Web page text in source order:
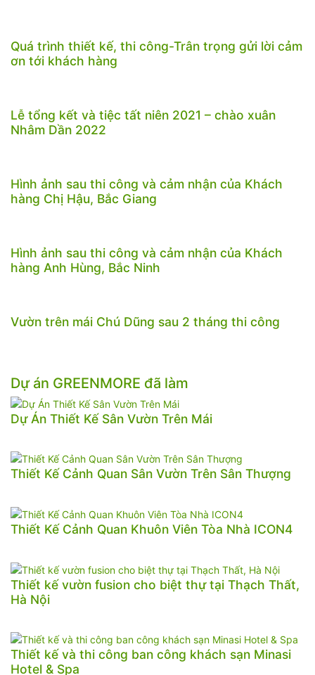
Quá trình thiết kế, thi công-Trân trọng gửi lời cảm
ơn tới khách hàng
Lễ tổng kết và tiệc tất niên 2021 – chào xuân
Nhâm Dần 2022
Hình ảnh sau thi công và cảm nhận của Khách
hàng Chị Hậu, Bắc Giang
Hình ảnh sau thi công và cảm nhận của Khách
hàng Anh Hùng, Bắc Ninh
Vườn trên mái Chú Dũng sau 2 tháng thi công
Dự án GREENMORE đã làm
Dự Án Thiết Kế Sân Vườn Trên Mái
Thiết Kế Cảnh Quan Sân Vườn Trên Sân Thượng
Thiết Kế Cảnh Quan Khuôn Viên Tòa Nhà ICON4
Thiết kế vườn fusion cho biệt thự tại Thạch Thất,
Hà Nội
Thiết kế và thi công ban công khách sạn Minasi
Hotel & Spa